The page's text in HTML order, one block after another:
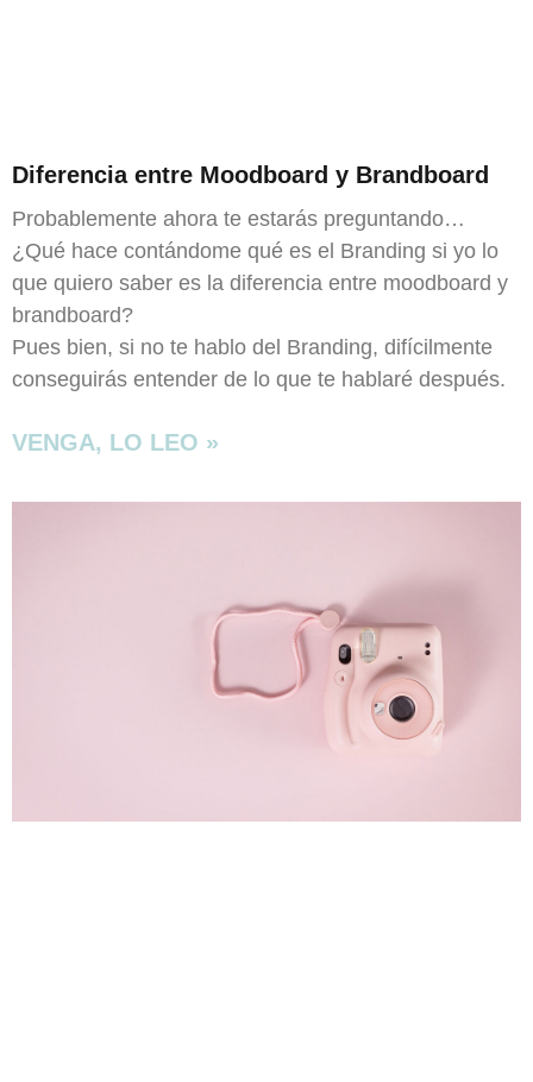
Diferencia entre Moodboard y Brandboard
Probablemente ahora te estarás preguntando…
¿Qué hace contándome qué es el Branding si yo lo
que quiero saber es la diferencia entre moodboard y
brandboard?
Pues bien, si no te hablo del Branding, difícilmente
conseguirás entender de lo que te hablaré después.
VENGA, LO LEO »